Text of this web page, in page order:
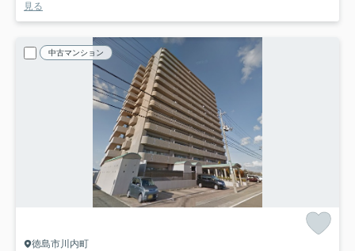
見る
中古マンション
徳島市川内町